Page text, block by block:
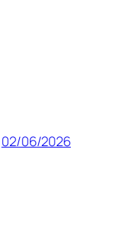
02/06/2026